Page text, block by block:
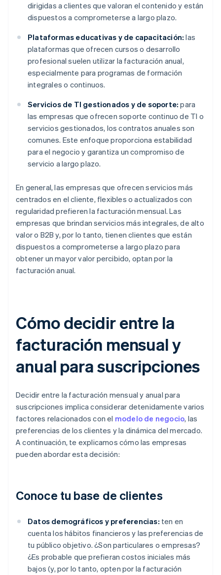
dirigidas a clientes que valoran el contenido y están
dispuestos a comprometerse a largo plazo.
Plataformas educativas y de capacitación: las
plataformas que ofrecen cursos o desarrollo
profesional suelen utilizar la facturación anual,
especialmente para programas de formación
integrales o continuos.
Servicios de TI gestionados y de soporte: para
las empresas que ofrecen soporte continuo de TI o
servicios gestionados, los contratos anuales son
comunes. Este enfoque proporciona estabilidad
para el negocio y garantiza un compromiso de
servicio a largo plazo.
En general, las empresas que ofrecen servicios más
centrados en el cliente, flexibles o actualizados con
regularidad prefieren la facturación mensual. Las
empresas que brindan servicios más integrales, de alto
valor o B2B y, por lo tanto, tienen clientes que están
dispuestos a comprometerse a largo plazo para
obtener un mayor valor percibido, optan por la
facturación anual.
Cómo decidir entre la
facturación mensual y
anual para suscripciones
Decidir entre la facturación mensual y anual para
suscripciones implica considerar detenidamente varios
factores relacionados con el modelo de negocio, las
preferencias de los clientes y la dinámica del mercado.
A continuación, te explicamos cómo las empresas
pueden abordar esta decisión:
Conoce tu base de clientes
Datos demográficos y preferencias: ten en
cuenta los hábitos financieros y las preferencias de
tu público objetivo. ¿Son particulares o empresas?
¿Es probable que prefieran costos iniciales más
bajos (y, por lo tanto, opten por la facturación